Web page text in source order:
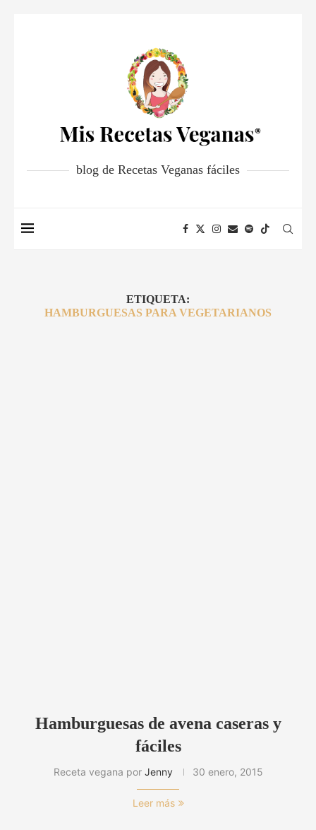
blog de Recetas Veganas fáciles
ETIQUETA:
HAMBURGUESAS PARA VEGETARIANOS
Hamburguesas de avena caseras y
fáciles
Receta vegana por Jenny 30 enero, 2015
Leer más